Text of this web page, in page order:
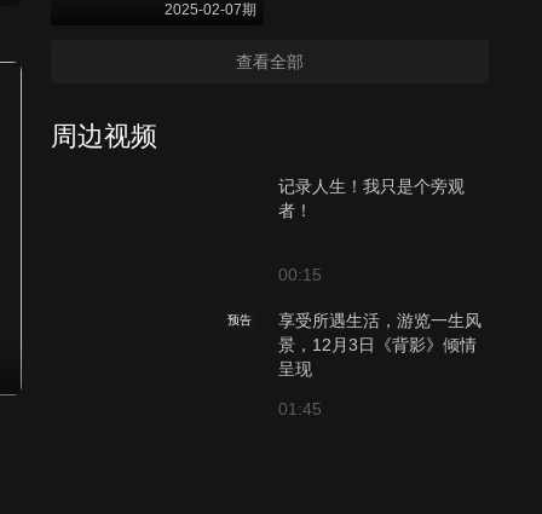
2025-02-07期
查看全部
周边视频
记录人生！我只是个旁观
者！
00:15
预告
享受所遇生活，游览一生风
景，12月3日《背影》倾情
呈现
01:45